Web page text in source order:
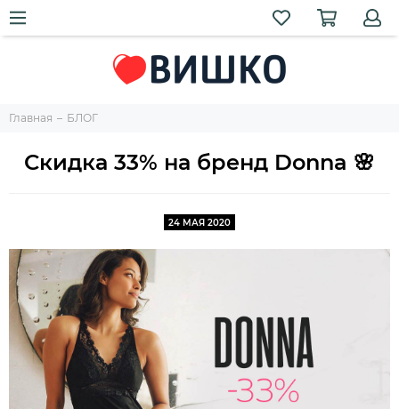
Главная БЛОГ
Скидка 33% на бренд Donna 🌸
24 МАЯ 2020